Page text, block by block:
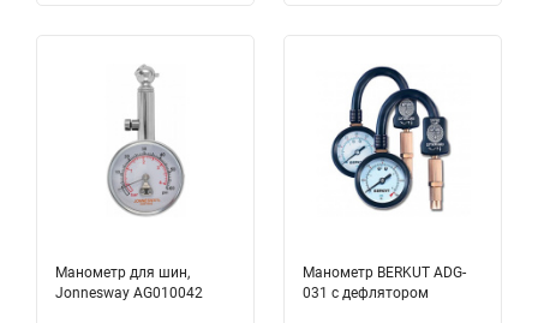
Манометр для шин,
Jonnesway AG010042
Манометр BERKUT ADG-
031 с дефлятором